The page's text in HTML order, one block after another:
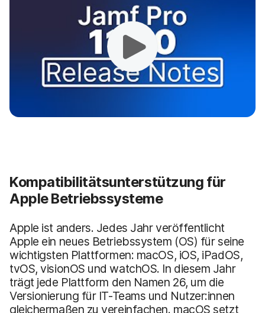
Kompatibilitätsunterstützung für
Apple Betriebssysteme
Apple ist anders. Jedes Jahr veröffentlicht
Apple ein neues Betriebssystem (OS) für seine
wichtigsten Plattformen: macOS, iOS, iPadOS,
tvOS, visionOS und watchOS. In diesem Jahr
trägt jede Plattform den Namen 26, um die
Versionierung für IT-Teams und Nutzer:innen
gleichermaßen zu vereinfachen. macOS setzt